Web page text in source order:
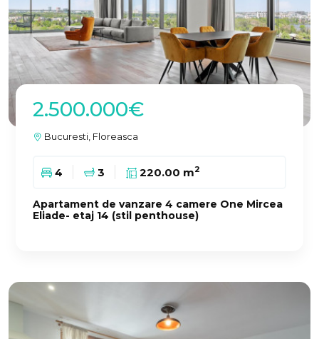
2.500.000€
Bucuresti, Floreasca
4 3 220.00 m2
Apartament de vanzare 4 camere One Mircea
Eliade- etaj 14 (stil penthouse)